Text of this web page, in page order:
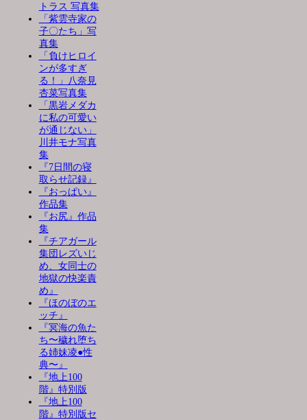
トラス 写真集
「紫雲寺家の
子〇たち」写
真集
「負けヒロイ
ンが多すぎ
る！」八奈見
杏菜写真集
「黒岩メダカ
に私の可愛い
が通じない」
川井モナ写真
集
『7日間の寝
取らせ記録』
『おっぱい』
作品集
『お尻』作品
集
『チアガール
集団レズいじ
め、女同士の
地獄の快楽責
め』
『ほのぼのエ
ッチ』
『冥海の魚た
ち〜穢れ堕ち
る姉妹凌●性
典〜』
『地上100
階』特別版
『地上100
階』特別版セ